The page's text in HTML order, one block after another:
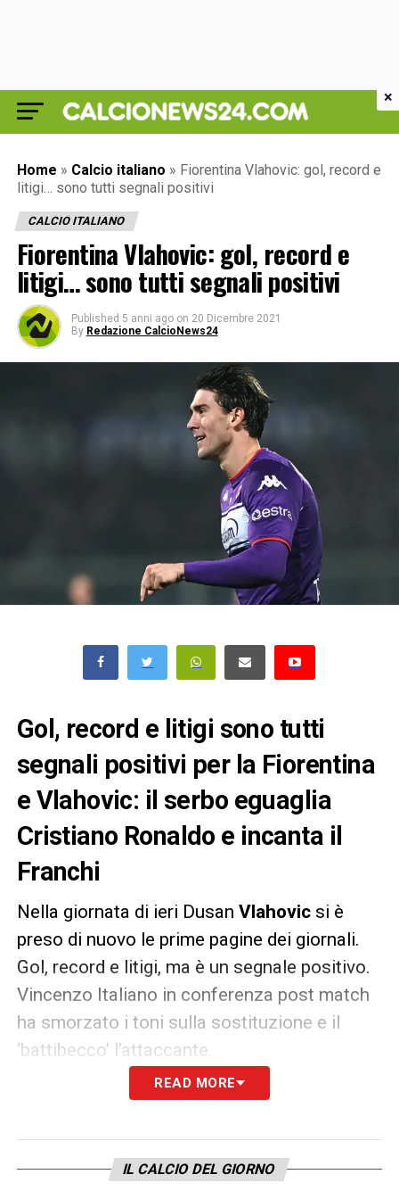
Home » Calcio italiano » Fiorentina Vlahovic: gol, record e
litigi… sono tutti segnali positivi
CALCIO ITALIANO
Fiorentina Vlahovic: gol, record e
litigi… sono tutti segnali positivi
Published 5 anni ago on 20 Dicembre 2021
By Redazione CalcioNews24
Gol, record e litigi sono tutti
segnali positivi per la Fiorentina
e Vlahovic: il serbo eguaglia
Cristiano Ronaldo e incanta il
Franchi
Nella giornata di ieri Dusan Vlahovicsi è
preso di nuovo le prime pagine dei giornali.
Gol, record e litigi, ma è un segnale positivo.
Vincenzo Italiano in conferenza post match
ha smorzato i toni sulla sostituzione e il
‘battibecco’ l’attaccante.
Il segnale non può che essere positivo, come
attaccamento, voglia di vincere e una grinta
READ MORE
IL CALCIO DEL GIORNO
×